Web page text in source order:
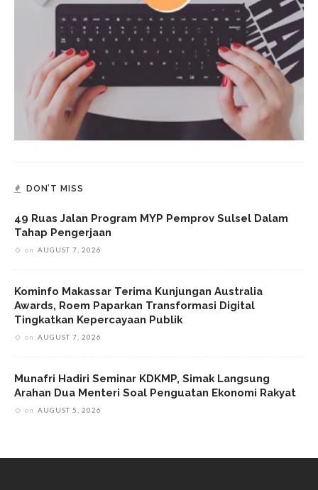
DON’T MISS
49 Ruas Jalan Program MYP Pemprov Sulsel Dalam
Tahap Pengerjaan
on AUGUST 7, 2026
Kominfo Makassar Terima Kunjungan Australia
Awards, Roem Paparkan Transformasi Digital
Tingkatkan Kepercayaan Publik
on AUGUST 7, 2026
Munafri Hadiri Seminar KDKMP, Simak Langsung
Arahan Dua Menteri Soal Penguatan Ekonomi Rakyat
on AUGUST 5, 2026